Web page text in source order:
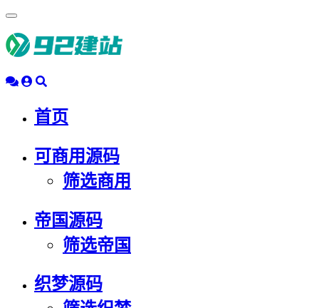
动
导
首页
可商用源码
筛选商用
帝国源码
筛选帝国
织梦源码